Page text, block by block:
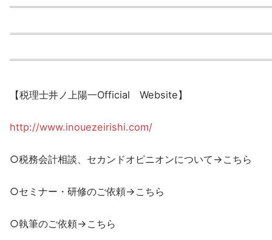
【税理士井ノ上陽一Official Website】
http://www.inouezeirishi.com/
○税務会計相談、セカンドオピニオンについて→こちら
○セミナー・研修のご依頼→こちら
○執筆のご依頼→こちら